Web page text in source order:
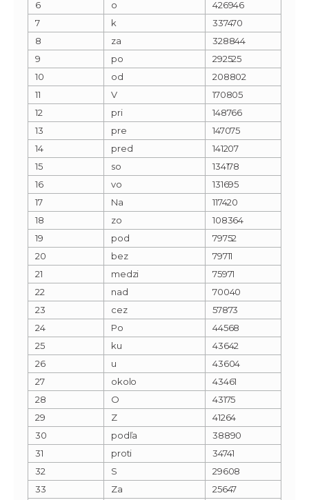
6
o
426946
7
k
337470
8
za
328844
9
po
292525
10
od
208802
11
V
170805
12
pri
148766
13
pre
147075
14
pred
141207
15
so
134178
16
vo
131695
17
Na
117420
18
zo
108364
19
pod
79752
20
bez
79711
21
medzi
75971
22
nad
70040
23
cez
57873
24
Po
44568
25
ku
43642
26
u
43604
27
okolo
43461
28
O
43175
29
Z
41264
30
podľa
38890
31
proti
34741
32
S
29608
33
Za
25647